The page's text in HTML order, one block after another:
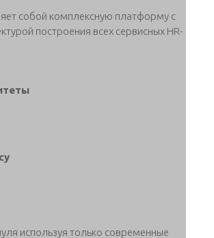
собой комплексную платформу с
построения всех сервисных HR-
используя только современные